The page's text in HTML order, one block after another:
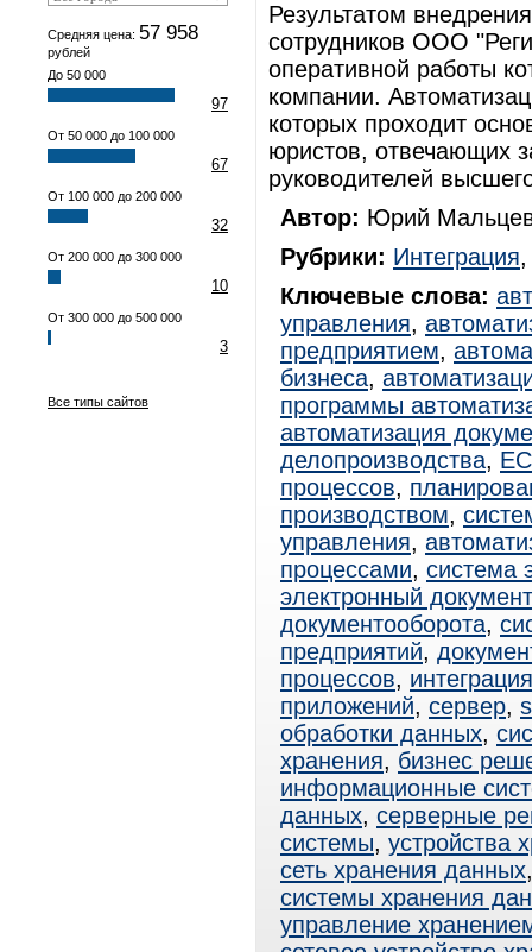
Средняя цена: 57 958
рублей
До 50 000
97
От 50 000 до 100 000
67
От 100 000 до 200 000
32
От 200 000 до 300 000
10
От 300 000 до 500 000
3
Все типы сайтов
Результатом
сотрудников ООО
оперативной работы
компании.
которых проходит
юристов, отвечающих
руководителей
Автор: Юрий
Рубрики: Интеграция
Ключевые слова:
управления,
предприятием,
бизнеса,
программы
автоматизация
делопроизводства,
процессов,
производством,
управления,
процессами, система
электронный
документооборота,
предприятий,
процессов, интеграция
приложений, сервер,
обработки данных,
хранения, бизнес
информационные
данных, серверные
системы, устройства
сеть хранения данных
системы хранения
управление